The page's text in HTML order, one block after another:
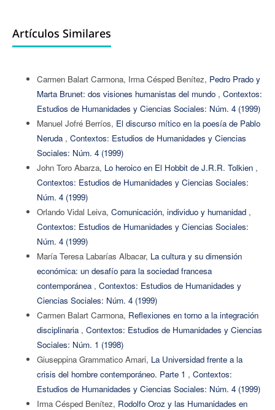
Artículos Similares
Carmen Balart Carmona, Irma Césped Benítez, Pedro Prado y
Marta Brunet: dos visiones humanistas del mundo , Contextos:
Estudios de Humanidades y Ciencias Sociales: Núm. 4 (1999)
Manuel Jofré Berríos, El discurso mítico en la poesía de Pablo
Neruda , Contextos: Estudios de Humanidades y Ciencias
Sociales: Núm. 4 (1999)
John Toro Abarza, Lo heroico en El Hobbit de J.R.R. Tolkien ,
Contextos: Estudios de Humanidades y Ciencias Sociales:
Núm. 4 (1999)
Orlando Vidal Leiva, Comunicación, individuo y humanidad ,
Contextos: Estudios de Humanidades y Ciencias Sociales:
Núm. 4 (1999)
María Teresa Labarías Albacar, La cultura y su dimensión
económica: un desafío para la sociedad francesa
contemporánea , Contextos: Estudios de Humanidades y
Ciencias Sociales: Núm. 4 (1999)
Carmen Balart Carmona, Reflexiones en torno a la integración
disciplinaria , Contextos: Estudios de Humanidades y Ciencias
Sociales: Núm. 1 (1998)
Giuseppina Grammatico Amari, La Universidad frente a la
crisis del hombre contemporáneo. Parte 1 , Contextos:
Estudios de Humanidades y Ciencias Sociales: Núm. 4 (1999)
Irma Césped Benítez, Rodolfo Oroz y las Humanidades en